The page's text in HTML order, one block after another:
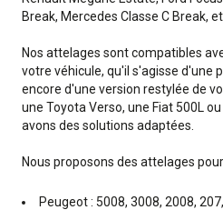
Break, Mercedes Classe C Break,
Nos attelages sont compatibles
votre véhicule, qu'il s'agisse d'une
encore d'une version restylée de
une Toyota Verso, une Fiat 500L
avons des solutions adaptées.
Nous proposons des attelages
Peugeot : 5008, 3008, 2008,